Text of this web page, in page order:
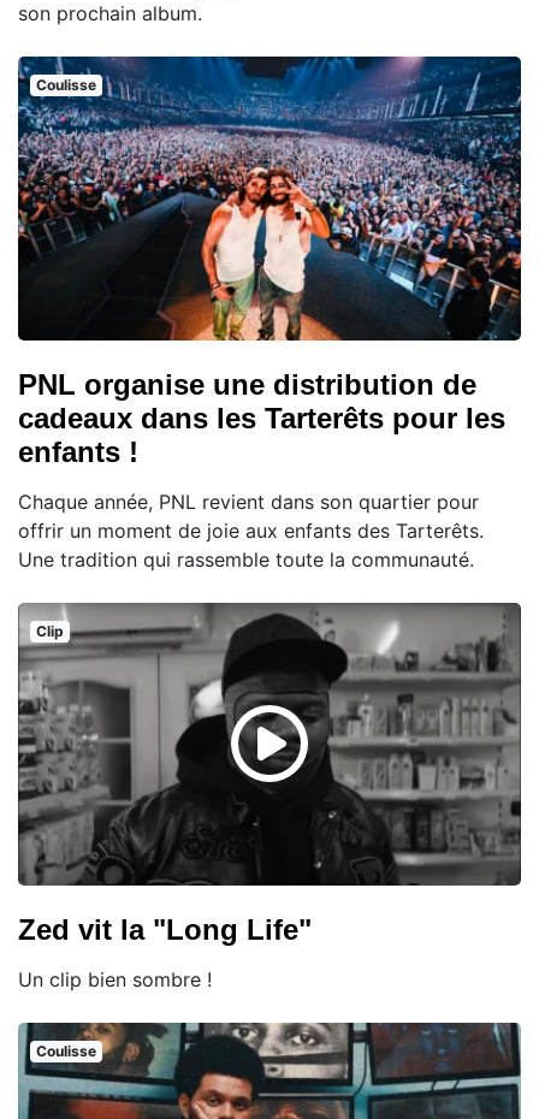
son prochain album.
Coulisse
PNL organise une distribution de
cadeaux dans les Tarterêts pour les
enfants !
Chaque année, PNL revient dans son quartier pour
offrir un moment de joie aux enfants des Tarterêts.
Une tradition qui rassemble toute la communauté.
Clip
Zed vit la "Long Life"
Un clip bien sombre !
Coulisse